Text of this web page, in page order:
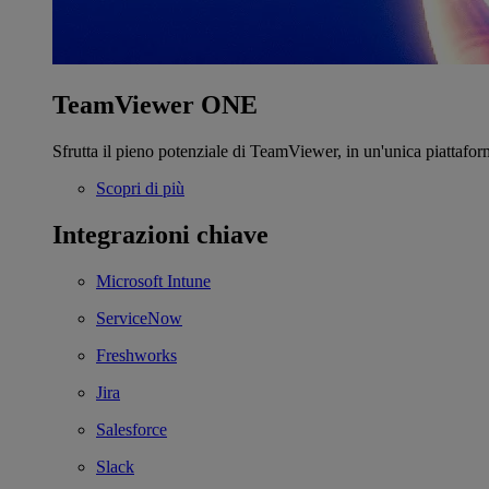
TeamViewer ONE
Sfrutta il pieno potenziale di TeamViewer, in un'unica
Scopri di più
Integrazioni chiave
Microsoft Intune
ServiceNow
Freshworks
Jira
Salesforce
Slack